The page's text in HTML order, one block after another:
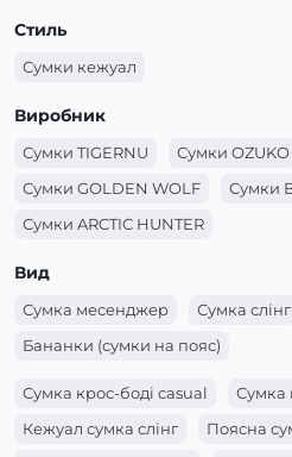
Стиль
Сумки кежуал
Виробник
Сумки TIGERNU Сумки OZUKO
Сумки GOLDEN WOLF
Сумки
Сумки ARCTIC HUNTER
Вид
Сумка месенджер Сумка слінг
Бананки (сумки на пояс)
Сумка крос-боді casual
Сумка
Кежуал сумка слінг
Поясна